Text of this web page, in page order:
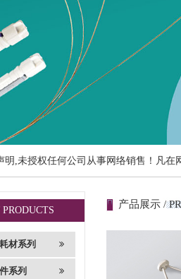
明,未授权任何公司从事网络销售！凡在
材系列
系列
产品展示 /